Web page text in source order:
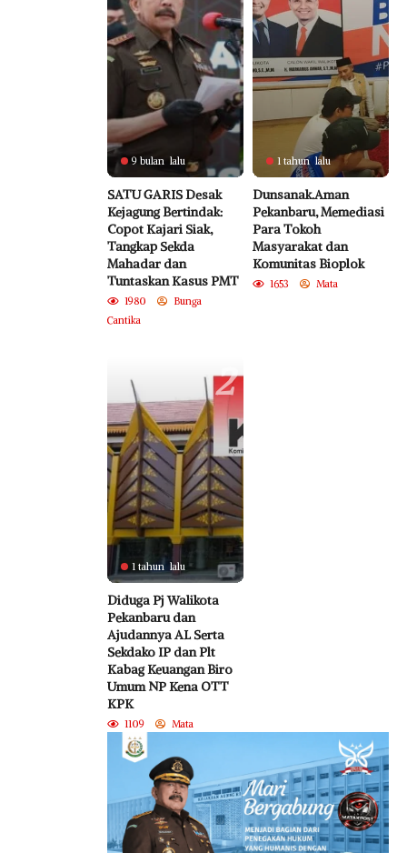
9 bulan lalu
SATU GARIS Desak
Kejagung Bertindak:
Copot Kajari Siak,
Tangkap Sekda
Mahadar dan
Tuntaskan Kasus PMT
1980
Bunga
Cantika
1 tahun lalu
Dunsanak.Aman
Pekanbaru, Memediasi
Para Tokoh
Masyarakat dan
Komunitas Bioplok
1653 Mata
2
1 tahun lalu
Diduga Pj Walikota
Pekanbaru dan
Ajudannya AL Serta
Sekdako IP dan Plt
Kabag Keuangan Biro
Umum NP Kena OTT
KPK
1109 Mata